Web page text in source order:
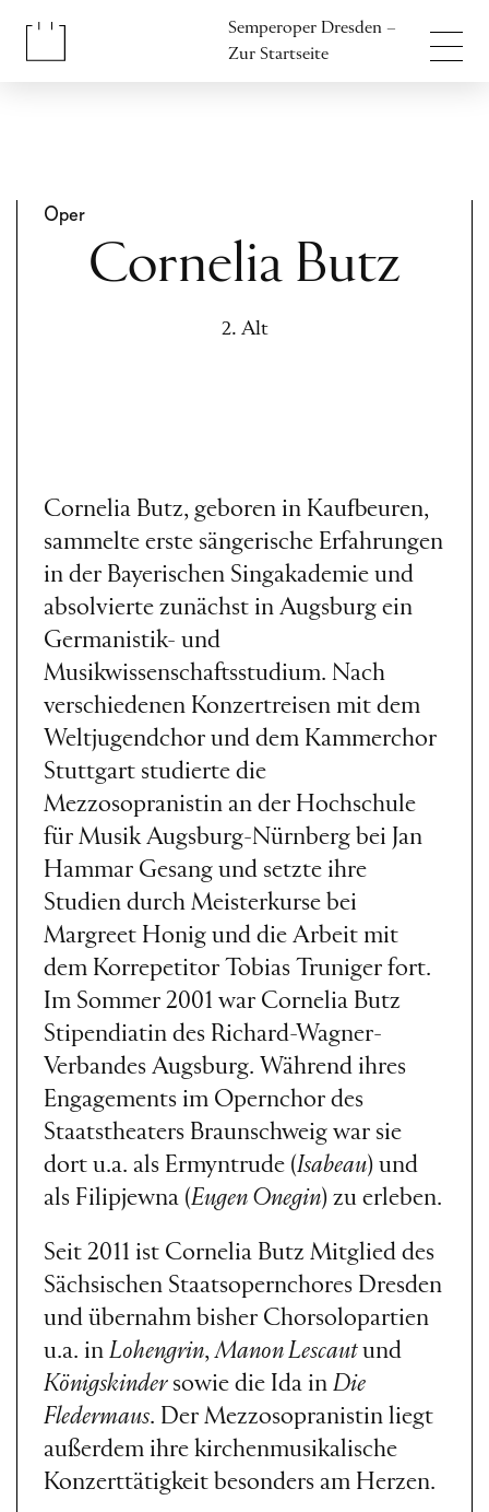
Semperoper Dresden –
Zur Startseite
Oper
Cornelia Butz
2. Alt
Cornelia Butz, geboren in Kaufbeuren,
sammelte erste sängerische Erfahrungen
in der Bayerischen Singakademie und
absolvierte zunächst in Augsburg ein
Germanistik- und
Musikwissenschaftsstudium. Nach
verschiedenen Konzertreisen mit dem
Weltjugendchor und dem Kammerchor
Stuttgart studierte die
Mezzosopranistin an der Hochschule
für Musik Augsburg-Nürnberg bei Jan
Hammar Gesang und setzte ihre
Studien durch Meisterkurse bei
Margreet Honig und die Arbeit mit
dem Korrepetitor Tobias Truniger fort.
Im Sommer 2001 war Cornelia Butz
Stipendiatin des Richard-Wagner-
Verbandes Augsburg. Während ihres
Engagements im Opernchor des
Staatstheaters Braunschweig war sie
dort u.a. als Ermyntrude (Isabeau) und
als Filipjewna (Eugen Onegin) zu erleben.
Seit 2011 ist Cornelia Butz Mitglied des
Sächsischen Staatsopernchores Dresden
und übernahm bisher Chorsolopartien
u.a. in Lohengrin,Manon Lescautund
Königskindersowie die Ida in Die
Fledermaus. Der Mezzosopranistin liegt
außerdem ihre kirchenmusikalische
Konzerttätigkeit besonders am Herzen.